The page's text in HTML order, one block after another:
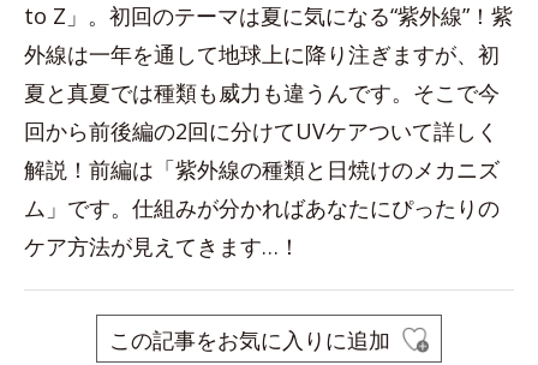
to Z」。初回のテーマは夏に気になる“紫外線”！紫
外線は一年を通して地球上に降り注ぎますが、初
夏と真夏では種類も威力も違うんです。そこで今
回から前後編の2回に分けてUVケアついて詳しく
解説！前編は「紫外線の種類と日焼けのメカニズ
ム」です。仕組みが分かればあなたにぴったりの
ケア方法が見えてきます…！
この記事をお気に入りに追加